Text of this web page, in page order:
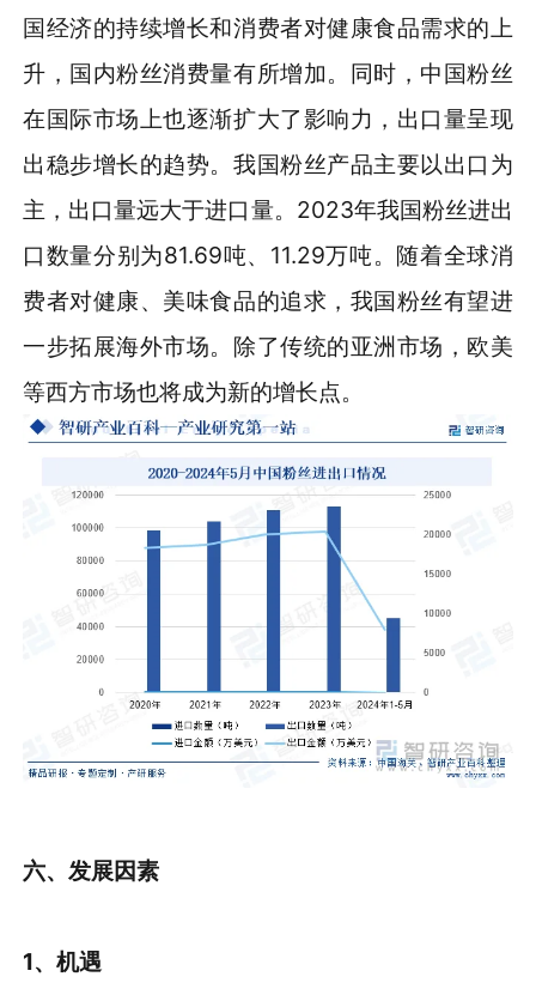
国经济的持续增长和消费者对健康食品需求的上
升，国内粉丝消费量有所增加。同时，中国粉丝
在国际市场上也逐渐扩大了影响力，出口量呈现
出稳步增长的趋势。我国粉丝产品主要以出口为
主，出口量远大于进口量。2023年我国粉丝进出
口数量分别为81.69吨、11.29万吨。随着全球消
费者对健康、美味食品的追求，我国粉丝有望进
一步拓展海外市场。除了传统的亚洲市场，欧美
等西方市场也将成为新的增长点。
六、发展因素
1、机遇